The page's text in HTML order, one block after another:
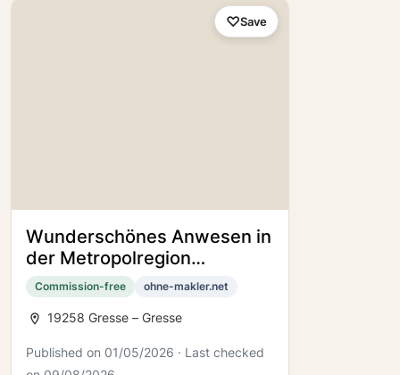
Wunderschönes Anwesen in
der Metropolregion
Hamburg - Architektenhaus
mit Einlieger +
Nebengebäude
Commission-free ohne-makler.net
19258 Gresse – Gresse
Published on 01/05/2026 · Last checked
Save